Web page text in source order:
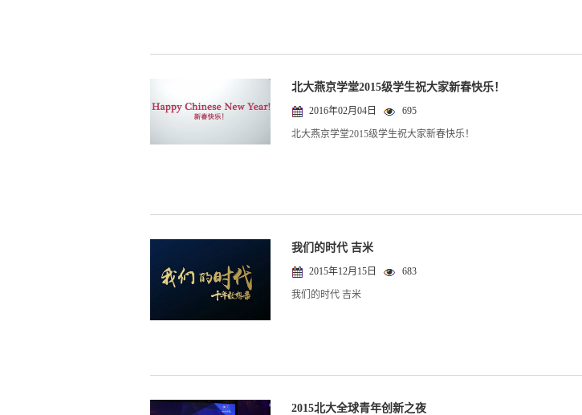
北大燕京学堂2015级学生祝大家新春快乐！
2016年02月04日 695
北大燕京学堂2015级学生祝大家新春快乐！
我们的时代 吉米
2015年12月15日 683
我们的时代 吉米
2015北大全球青年创新之夜